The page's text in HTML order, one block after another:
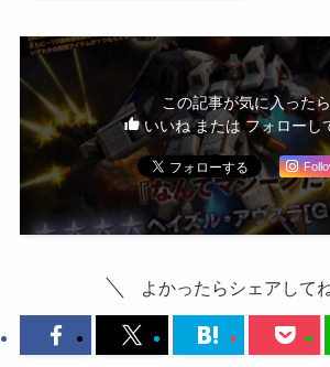
この記事が気に入ったら
いいね または フォローし
よかったらシェアして